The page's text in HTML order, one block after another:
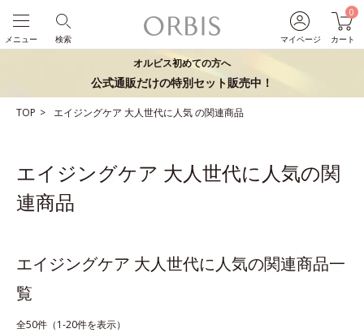
マイページ
0
カート
検索
メニュー
オルビス初めての方へ
公式通販だけの特別セット販売中！
TOP エイジングケア 大人世代に人気の関連商品
エイジングケア 大人世代に人気の関
連商品
エイジングケア 大人世代に人気の関連商品一
覧
全50件（1-20件を表示）